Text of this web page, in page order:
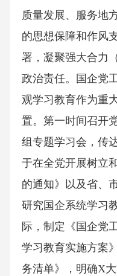
质量发展、服务地
的思想保障和作风
署，凝聚强大合力
政治责任。国企党
观学习教育作为重
置。第一时间召开
组专题学习会，传
于在全党开展树立
的通知》以及省、
研究国企系统学习
际，制定《国企党
学习教育实施方案
务清单》，明确X